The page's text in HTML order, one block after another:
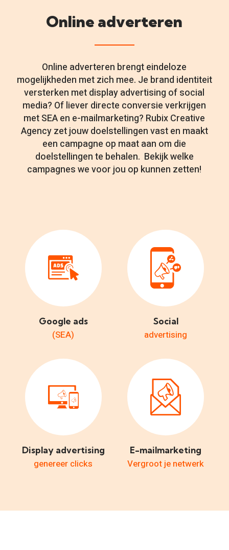
Online adverteren
Online adverteren brengt eindeloze
mogelijkheden met zich mee. Je brand identiteit
versterken met display advertising of social
media? Of liever directe conversie verkrijgen
met SEA en e-mailmarketing? Rubix Creative
Agency zet jouw doelstellingen vast en maakt
een campagne op maat aan om die
doelstellingen te behalen. Bekijk welke
campagnes we voor jou op kunnen zetten!
Google ads
(SEA)
Social
advertising
Display advertising
genereer clicks
E-mailmarketing
Vergroot je netwerk